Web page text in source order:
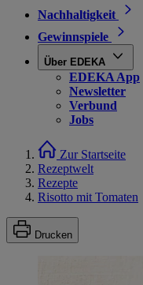
Nachhaltigkeit
Gewinnspiele
Über EDEKA
EDEKA App
Newsletter
Verbund
Jobs
Zur Startseite
Rezeptwelt
Rezepte
Risotto mit Tomaten
Drucken